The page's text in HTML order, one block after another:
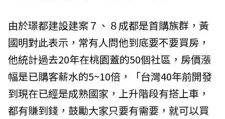
由於璟都建設建案７、８成都是首購族群，黃
國明對此表示，常有人問他到底要不要買房，
他統計過去20年在桃園蓋的50個社區，房價漲
幅是已購客薪水的5~10倍，「台灣40年前開發
到現在已經是成熟國家，上升階段有搭上車，
都有賺到錢，鼓勵大家只要有需要，就可以買